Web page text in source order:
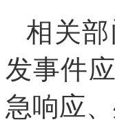
相关
发事件
急响应